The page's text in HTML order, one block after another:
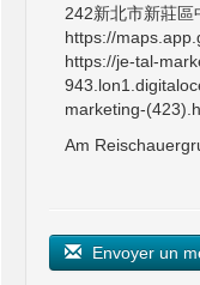
242新北市新莊區
https://
https://je-tal-
marketing-
Am
Envoyer un